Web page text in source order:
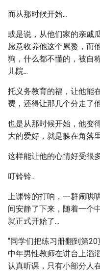
而从那时候开始...
或是说，从他们家的亲戚
愿意收养他这个累赘，而
狗，什么都不懂的，被自
儿院...
托义务教育的福，让他能
费，还得让那几个分走了
也是从那时候开始，他变
大的爱好，就是躲在角落
这样能让他的心情好受很
叮铃铃...
上课铃的打响，一群闹哄
间安静了下来，随着一个
就正式开始了...
“同学们把练习册翻到第20
中年男性教师在讲台上滔
认真听课，只有小部分人